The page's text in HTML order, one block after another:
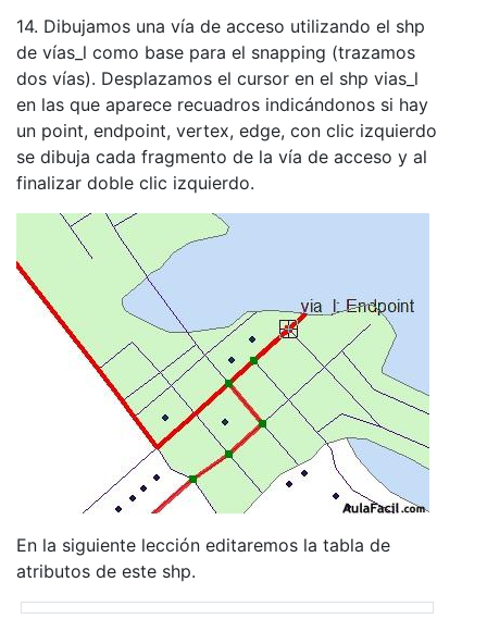
14. Dibujamos una vía de acceso utilizando el shp
de vías_l como base para el snapping (trazamos
dos vías). Desplazamos el cursor en el shp vias_l
en las que aparece recuadros indicándonos si hay
un point, endpoint, vertex, edge, con clic izquierdo
se dibuja cada fragmento de la vía de acceso y al
finalizar doble clic izquierdo.
En la siguiente lección editaremos la tabla de
atributos de este shp.